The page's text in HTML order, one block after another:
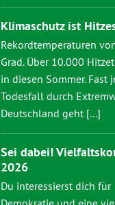
Klimaschutz ist
Rekordtemperaturen
Grad. Über 10.000
in diesen Sommer. Fast
Todesfall durch
Deutschland geht [...]
Sei dabei!
2026
Du interessierst dich für